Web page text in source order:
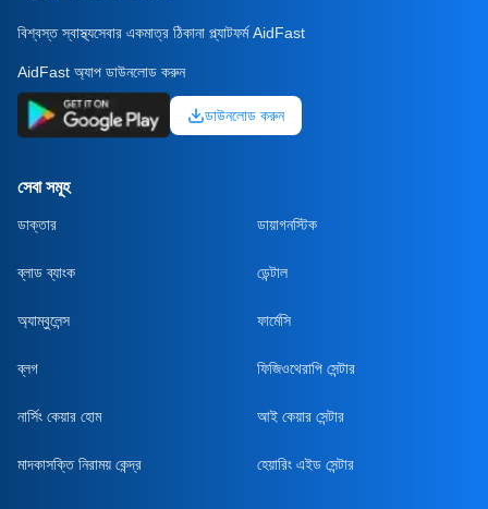
বিশ্বস্ত স্বাস্থ্যসেবার একমাত্র ঠিকানা প্ল্যাটফর্ম AidFast
AidFast অ্যাপ ডাউনলোড করুন
ডাউনলোড করুন
সেবা সমূহ
ডাক্তার ডায়াগনস্টিক
ব্লাড ব্যাংক ডেন্টাল
অ্যাম্বুলেন্স ফার্মেসি
ব্লগ ফিজিওথেরাপি সেন্টার
নার্সিং কেয়ার হোম আই কেয়ার সেন্টার
মাদকাসক্তি নিরাময় কেন্দ্র হেয়ারিং এইড সেন্টার